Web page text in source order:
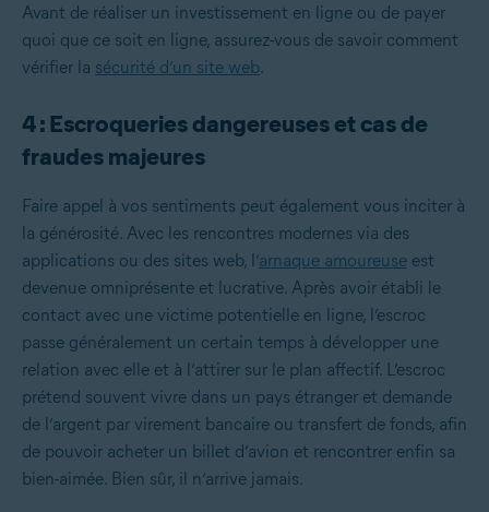
Avant de réaliser un investissement en ligne ou de payer
quoi que ce soit en ligne, assurez-vous de savoir comment
vérifier la sécurité d’un site web.
4 : Escroqueries dangereuses et cas de
fraudes majeures
Faire appel à vos sentiments peut également vous inciter à
la générosité. Avec les rencontres modernes via des
applications ou des sites web, l’arnaque amoureuse est
devenue omniprésente et lucrative. Après avoir établi le
contact avec une victime potentielle en ligne, l’escroc
passe généralement un certain temps à développer une
relation avec elle et à l’attirer sur le plan affectif. L’escroc
prétend souvent vivre dans un pays étranger et demande
de l’argent par virement bancaire ou transfert de fonds, afin
de pouvoir acheter un billet d’avion et rencontrer enfin sa
bien-aimée. Bien sûr, il n’arrive jamais.